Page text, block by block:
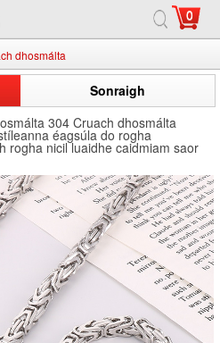
0
dhosmálta
Sonraigh
304 Cruach dhosmálta
éagsúla do rogha
rogha nicil luaidhe caidmiam saor